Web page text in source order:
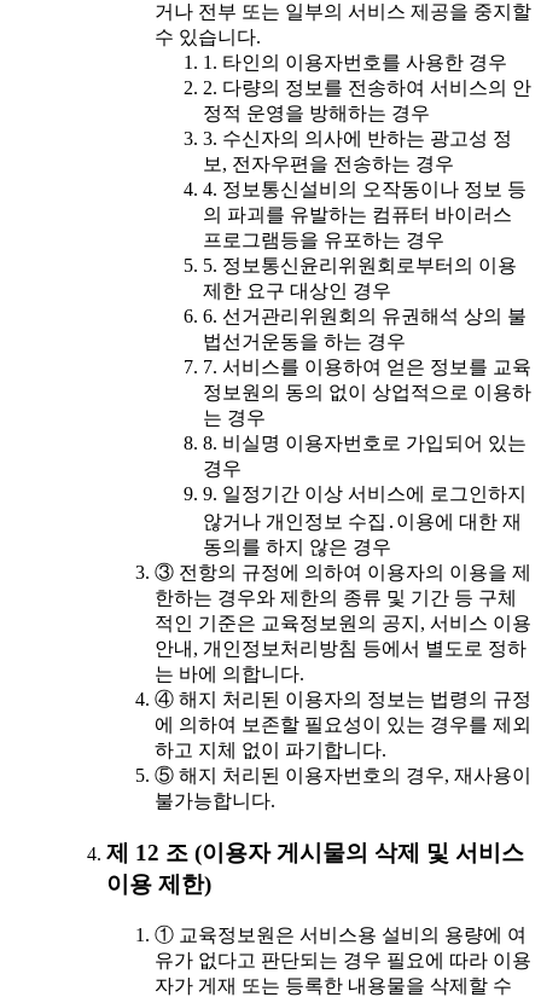
거나 전부 또는 일부의 서비스 제공을 중지할
수 있습니다.
1. 타인의 이용자번호를 사용한 경우
2. 다량의 정보를 전송하여 서비스의 안
정적 운영을 방해하는 경우
3. 수신자의 의사에 반하는 광고성 정
보, 전자우편을 전송하는 경우
4. 정보통신설비의 오작동이나 정보 등
의 파괴를 유발하는 컴퓨터 바이러스
프로그램등을 유포하는 경우
5. 정보통신윤리위원회로부터의 이용
제한 요구 대상인 경우
6. 선거관리위원회의 유권해석 상의 불
법선거운동을 하는 경우
7. 서비스를 이용하여 얻은 정보를 교육
정보원의 동의 없이 상업적으로 이용하
는 경우
8. 비실명 이용자번호로 가입되어 있는
경우
9. 일정기간 이상 서비스에 로그인하지
않거나 개인정보 수집․이용에 대한 재
동의를 하지 않은 경우
③ 전항의 규정에 의하여 이용자의 이용을 제
한하는 경우와 제한의 종류 및 기간 등 구체
적인 기준은 교육정보원의 공지, 서비스 이용
안내, 개인정보처리방침 등에서 별도로 정하
는 바에 의합니다.
④ 해지 처리된 이용자의 정보는 법령의 규정
에 의하여 보존할 필요성이 있는 경우를 제외
하고 지체 없이 파기합니다.
⑤ 해지 처리된 이용자번호의 경우, 재사용이
불가능합니다.
제 12 조 (이용자 게시물의 삭제 및 서비스
이용 제한)
① 교육정보원은 서비스용 설비의 용량에 여
유가 없다고 판단되는 경우 필요에 따라 이용
자가 게재 또는 등록한 내용물을 삭제할 수